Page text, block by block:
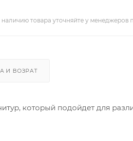
товара уточняйте у менеджеров
И ВОЗРАТ
который подойдет для